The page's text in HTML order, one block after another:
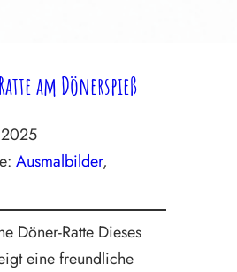
am Dönerspieß
Ausmalbilder
Döner-Ratte Dieses
eine freundliche